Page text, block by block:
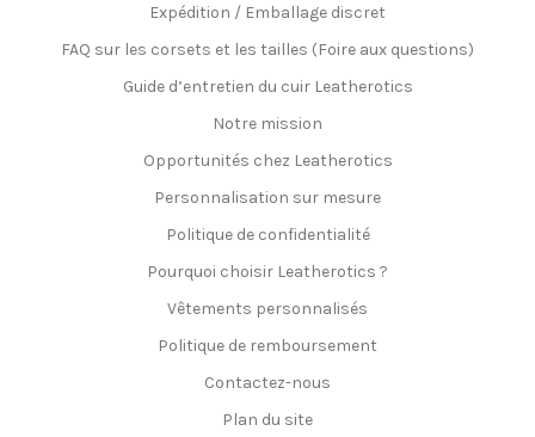
Expédition / Emballage discret
FAQ sur les corsets et les tailles (Foire aux questions)
Guide d’entretien du cuir Leatherotics
Notre mission
Opportunités chez Leatherotics
Personnalisation sur mesure
Politique de confidentialité
Pourquoi choisir Leatherotics ?
Vêtements personnalisés
Politique de remboursement
Contactez-nous
Plan du site